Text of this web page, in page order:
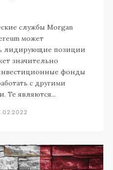
службы Morgan
может
лидирующие позиции
значительно
фонды
с другими
Те являются...